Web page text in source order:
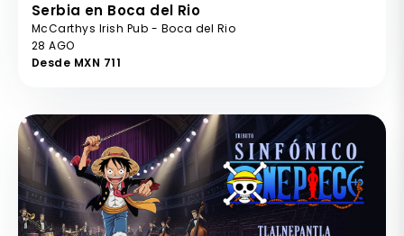
Serbia en Boca del Rio
McCarthys Irish Pub - Boca del Rio
28 AGO
Desde MXN 711